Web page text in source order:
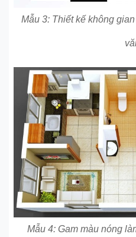
Mẫu 3: Thiết kế không
Mẫu 4: Gam màu nóng